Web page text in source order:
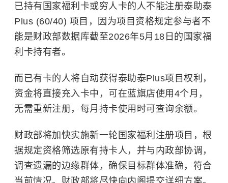
已持有国家福利卡或穷人卡的人不能注册泰助泰
Plus (60/40) 项目，因为项目资格规定参与者不
能是财政部数据库截至2026年5月18日的国家福
利卡持有者。
而已有卡的人将自动获得泰助泰Plus项目权利，
资金将直接充入卡中，可在蓝旗店使用4个月，
无需重新注册，每月持卡使用时可查询余额。
财政部将加快实施新一轮国家福利注册项目，根
据规定资格筛选原有持卡人，并与内政部协调，
调查遗漏的边缘群体，确保目标群体准确，符合
当前情况。财政部将尽快向内阁提交详细方案。